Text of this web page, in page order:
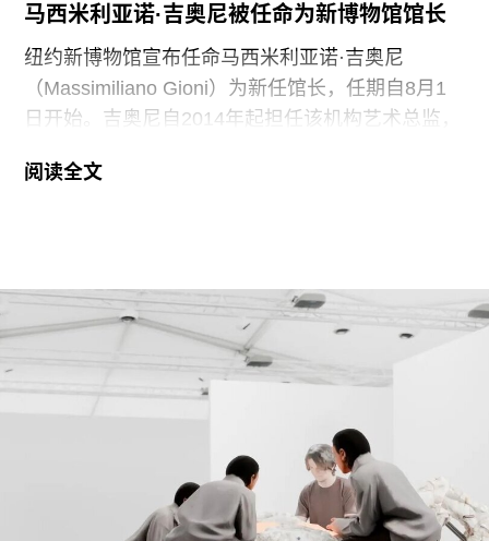
马西米利亚诺·吉奥尼被任命为新博物馆馆长
纽约新博物馆宣布任命马西米利亚诺·吉奥尼
（Massimiliano Gioni）为新任馆长，任期自8月1
日开始。吉奥尼自2014年起担任该机构艺术总监，
位，后者在担任该职务二十六年后，于去年秋季宣
吉奥尼于2006年以策展人身份加入新博物馆，
2010年晋升为副馆长，2014年出任艺术总监。他
在塑造该机构的展览项目方面发挥了重要作用，其
年，他与联合策展人劳伦·康奈尔（Lauren
Cornell）和劳拉·霍普特曼（Laura Hoptman）共同
策划了首届三年展，题为“世代三年展：比耶稣更年
轻”（The Generational Triennial: Younger Than
阅读全文